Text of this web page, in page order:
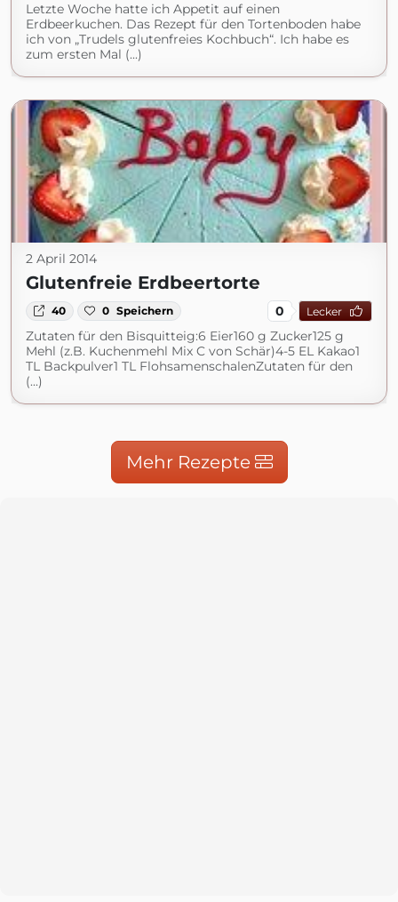
Letzte Woche hatte ich Appetit auf einen
Erdbeerkuchen. Das Rezept für den Tortenboden habe
ich von „Trudels glutenfreies Kochbuch“. Ich habe es
zum ersten Mal (...)
2 April 2014
Glutenfreie Erdbeertorte
40 0 Speichern 0 Lecker
Zutaten für den Bisquitteig:6 Eier160 g Zucker125 g
Mehl (z.B. Kuchenmehl Mix C von Schär)4-5 EL Kakao1
TL Backpulver1 TL FlohsamenschalenZutaten für den
(...)
Mehr Rezepte